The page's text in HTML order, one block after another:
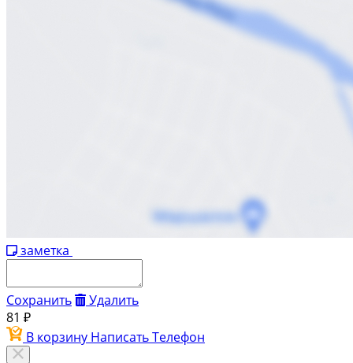
заметка
Сохранить
Удалить
81 ₽
В корзину НаписатьТелефон